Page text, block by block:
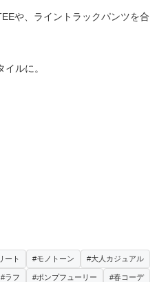
や、ライントラックパンツを合
ルに。
ート #モノトーン #大人カジュアル
#ラフ #ポンプフューリー #春コーデ